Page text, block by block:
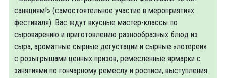
санкциям!» (самостоятельное участие в мероприятиях
фестиваля). Вас ждут вкусные мастер-классы по
сыроварению и приготовлению разнообразных блюд из
сыра, ароматные сырные дегустации и сырные «лотереи»
с розыгрышами ценных призов, ремесленные ярмарки с
занятиями по гончарному ремеслу и росписи, выступления